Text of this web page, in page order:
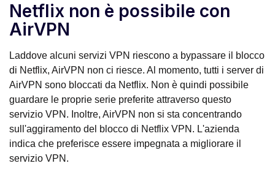
Netflix non è possibile con
AirVPN
Laddove alcuni servizi VPN riescono a bypassare il blocco
di Netflix, AirVPN non ci riesce. Al momento, tutti i server di
AirVPN sono bloccati da Netflix. Non è quindi possibile
guardare le proprie serie preferite attraverso questo
servizio VPN. Inoltre, AirVPN non si sta concentrando
sull'aggiramento del blocco di Netflix VPN. L'azienda
indica che preferisce essere impegnata a migliorare il
servizio VPN.